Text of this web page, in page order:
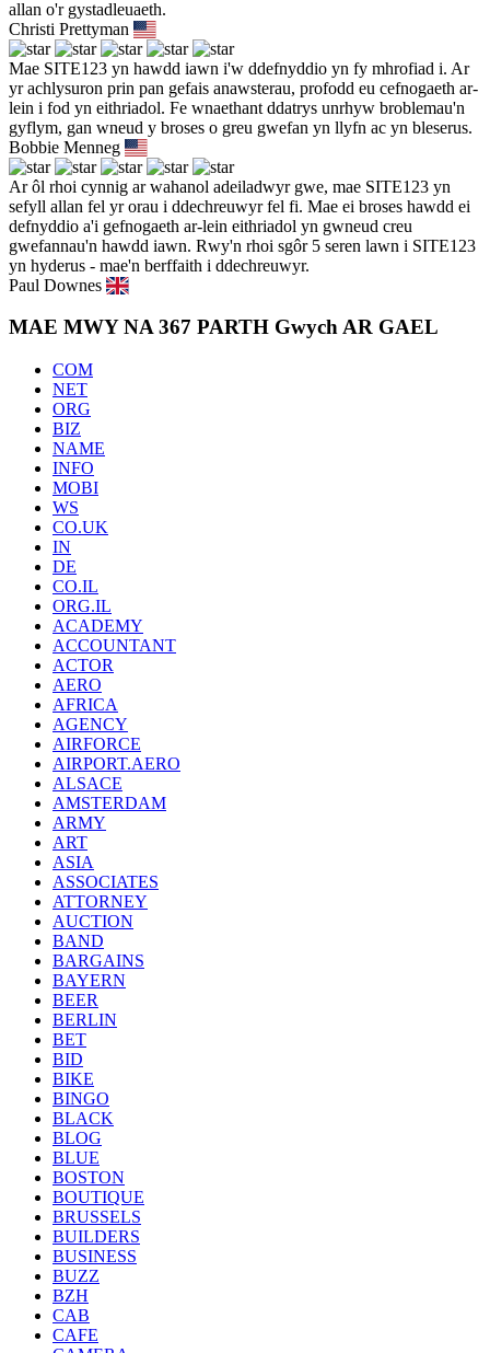
allan o'r gystadleuaeth.
Christi Prettyman
Mae SITE123 yn hawdd iawn i'w ddefnyddio yn fy mhrofiad i. Ar
yr achlysuron prin pan gefais anawsterau, profodd eu cefnogaeth ar-
lein i fod yn eithriadol. Fe wnaethant ddatrys unrhyw broblemau'n
gyflym, gan wneud y broses o greu gwefan yn llyfn ac yn bleserus.
Bobbie Menneg
Ar ôl rhoi cynnig ar wahanol adeiladwyr gwe, mae SITE123 yn
sefyll allan fel yr orau i ddechreuwyr fel fi. Mae ei broses hawdd ei
defnyddio a'i gefnogaeth ar-lein eithriadol yn gwneud creu
gwefannau'n hawdd iawn. Rwy'n rhoi sgôr 5 seren lawn i SITE123
yn hyderus - mae'n berffaith i ddechreuwyr.
Paul Downes
MAE MWY NA 367 PARTH Gwych AR GAEL
COM
NET
ORG
BIZ
NAME
INFO
MOBI
WS
CO.UK
IN
DE
CO.IL
ORG.IL
ACADEMY
ACCOUNTANT
ACTOR
AERO
AFRICA
AGENCY
AIRFORCE
AIRPORT.AERO
ALSACE
AMSTERDAM
ARMY
ART
ASIA
ASSOCIATES
ATTORNEY
AUCTION
BAND
BARGAINS
BAYERN
BEER
BERLIN
BET
BID
BIKE
BINGO
BLACK
BLOG
BLUE
BOSTON
BOUTIQUE
BRUSSELS
BUILDERS
BUSINESS
BUZZ
BZH
CAB
CAFE